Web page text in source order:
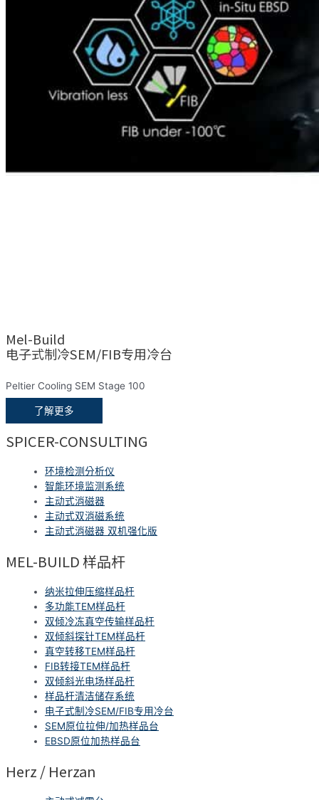
Mel-Build
电子式制冷SEM/FIB专用冷台
Peltier Cooling SEM Stage 100
了解更多
SPICER-CONSULTING
环境检测分析仪
智能环境监测系统
主动式消磁器
主动式双消磁系统
主动式消磁器 双机强化版
MEL-BUILD 样品杆
纳米拉伸压缩样品杆
多功能TEM样品杆
双倾冷冻真空传输样品杆
双倾斜探针TEM样品杆
真空转移TEM样品杆
FIB转接TEM样品杆
双倾斜光电场样品杆
样品杆清洁储存系统
电子式制冷SEM/FIB专用冷台
SEM原位拉伸/加热样品台
EBSD原位加热样品台
Herz / Herzan